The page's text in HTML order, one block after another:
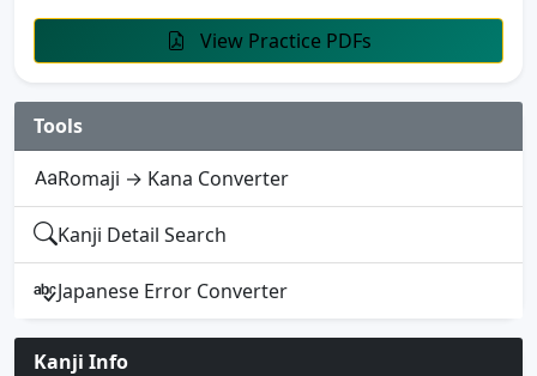
View Practice PDFs
Tools
Romaji → Kana Converter
Kanji Detail Search
Japanese Error Converter
Kanji Info